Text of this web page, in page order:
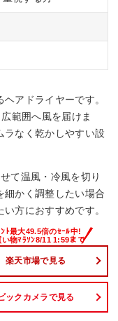
アドライヤーです。
範囲へ風を届けま
ラなく乾かしやすい設
て温風・冷風を切り
細かく調整したい場合
方におすすめです。
楽天市場で見る
ックカメラで見る